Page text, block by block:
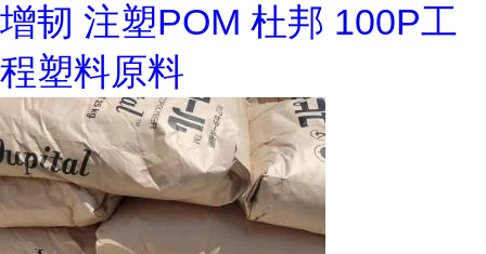
增韧 注塑POM 杜邦 100P工
程塑料原料